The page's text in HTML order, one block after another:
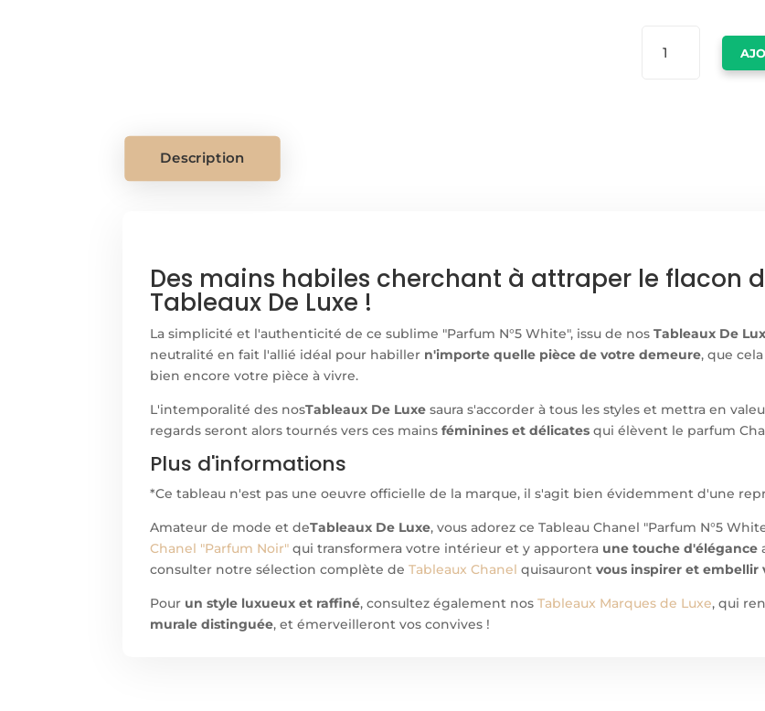
Description
Des mains habiles cherchant à attraper le flacon
Tableaux De Luxe !
La simplicité et l'authenticité de ce sublime "Parfum N°5 White", issu de nosTableaux De
neutralité en fait l'allié idéal pour habiller n'importe quelle pièce de votre demeure, que
bien encore votre pièce à vivre.
L'intemporalité des nosTableaux De Luxe saura s'accorder à tous les styles et mettra en
regards seront alors tournés vers ces mainsféminines et délicates qui élèvent le parfum
Plus d'informations
*Ce tableau n'est pas une oeuvre officielle de la marque, il s'agit bien évidemment d'une
Amateur de mode et deTableaux De Luxe, vous adorez ce Tableau Chanel "Parfum N°5
Chanel "Parfum Noir" qui transformera votre intérieur et y apportera une touche d'élégance
consulter notre sélection complète de Tableaux Chanel quisaurontvous inspirer et embellir
Pour un style luxueux et raffiné, consultez également nosTableaux Marques de Luxe, qui
murale distinguée, et émerveilleront vos convives !